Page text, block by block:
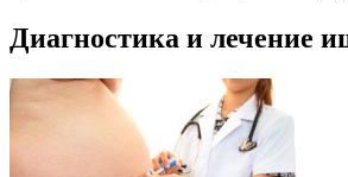
Диагностика и лечение